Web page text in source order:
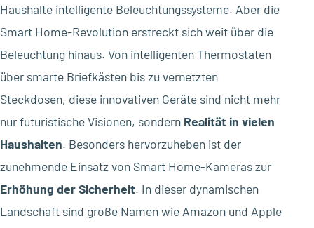
Haushalte intelligente Beleuchtungssysteme. Aber die
Smart Home-Revolution erstreckt sich weit über die
Beleuchtung hinaus. Von intelligenten Thermostaten
über smarte Briefkästen bis zu vernetzten
Steckdosen, diese innovativen Geräte sind nicht mehr
nur futuristische Visionen, sondern Realität in vielen
Haushalten. Besonders hervorzuheben ist der
zunehmende Einsatz von Smart Home-Kameras zur
Erhöhung der Sicherheit. In dieser dynamischen
Landschaft sind große Namen wie Amazon und Apple